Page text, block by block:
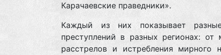
Карачаевские праведники».
Каждый из них показывает
преступлений в разных регионах: от
расстрелов и истребления мирного